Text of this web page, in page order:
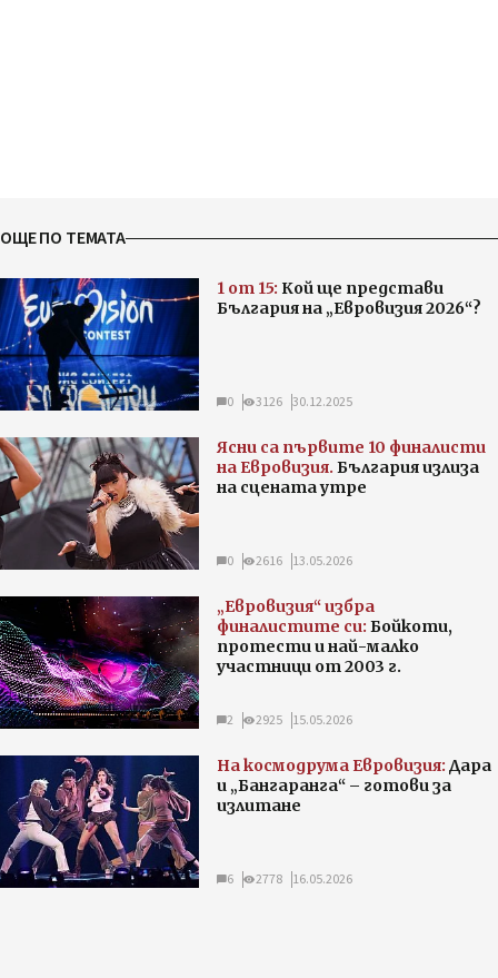
ОЩЕ ПО ТЕМАТА
1 от 15: Кой ще представи
България на „Евровизия 2026“?
0 3126 30.12.2025
Ясни са първите 10 финалисти
на Евровизия. България излиза
на сцената утре
0 2616 13.05.2026
„Евровизия“ избра
финалистите си: Бойкоти,
протести и най-малко
участници от 2003 г.
2 2925 15.05.2026
На космодрума Евровизия: Дара
и „Бангаранга“ – готови за
излитане
6 2778 16.05.2026